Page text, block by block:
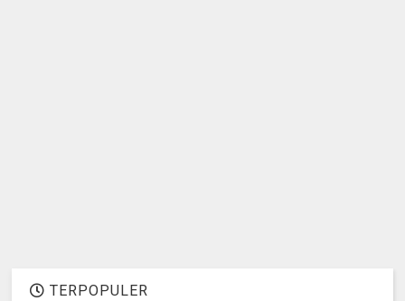
TERPOPULER